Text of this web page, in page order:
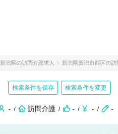
新潟県の訪問介護求人 新潟県新潟市西区の
検索条件を保存 検索条件を変更
- 訪問介護 - - -